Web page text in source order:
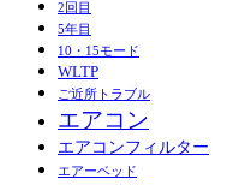
2回目
5年目
10・15モード
WLTP
ご近所トラブル
エアコン
エアコンフィルター
エアーベッド